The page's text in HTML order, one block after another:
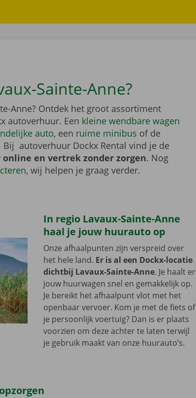
Sainte-Anne?
Anne? Ontdek het groot assortiment
autoverhuur. Een kleine wendbare wagen
auto, een ruime minibus of de
autoverhuur Dockx Rental vind je de
online en vertrek zonder zorgen. Nog
, wij helpen je graag verder.
In regio Lavaux-Sainte-Anne
haal je jouw huurauto op
Onze afhaalpunten zijn verspreid over
het hele land. Er is al een Dockx-locatie
dichtbij Lavaux-Sainte-Anne. Je haalt er
jouw huurwagen snel en gemakkelijk op.
Je bereikt het afhaalpunt vlot met het
openbaar vervoer. Kom je met de fiets of
je persoonlijk voertuig? Dan is er plaats
voorzien om deze achter te laten terwijl
je gebruik maakt van onze huurauto’s.